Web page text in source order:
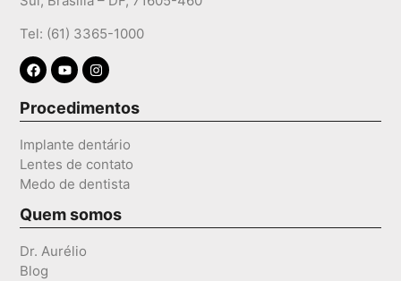
Tel: (61) 3365-1000
Procedimentos
Implante dentário
Lentes de contato
Medo de dentista
Quem somos
Dr. Aurélio
Blog